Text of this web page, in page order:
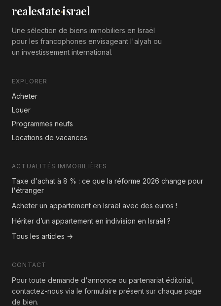
realestate·israel
Une sélection de biens immobiliers en Israël
pour les francophones envisageant l'alyah ou
un investissement international.
EXPLORER
Acheter
Louer
Programmes neufs
Locations de vacances
ACTUALITÉS IMMOBILIÈRES
Taxe d'achat à 8 % : ce que la réforme 2026 change pour
l'étranger
Acheter un appartement en Israël avec des euros !
Hériter d’un appartement en indivision en Israël ?
Tous les articles →
CONTACT
Pour toute demande d'annonce ou partenariat éditorial,
contactez-nous via le formulaire présent sur chaque page
de bien.